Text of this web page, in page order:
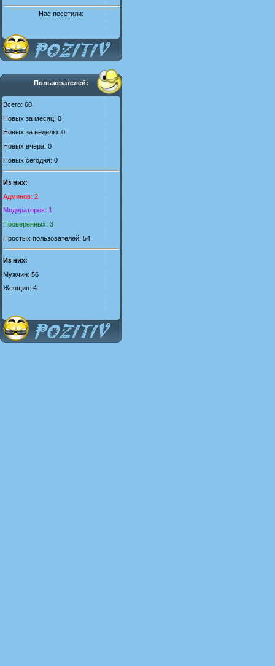
Нас посетили:
Пользователей:
Всего: 60
Новых за месяц: 0
Новых за неделю: 0
Новых вчера: 0
Новых сегодня: 0
Из них:
Админов: 2
Модераторов: 1
Проверенных: 3
Простых пользователей: 54
Из них:
Мужчин: 56
Женщин: 4